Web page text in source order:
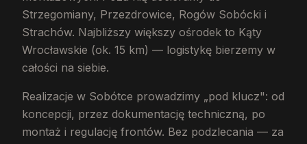
Strzegomiany, Przezdrowice, Rogów Sobócki i
Strachów. Najbliższy większy ośrodek to Kąty
Wrocławskie (ok. 15 km) — logistykę bierzemy w
całości na siebie.
Realizacje w Sobótce prowadzimy „pod klucz": od
koncepcji, przez dokumentację techniczną, po
montaż i regulację frontów. Bez podzlecania — za